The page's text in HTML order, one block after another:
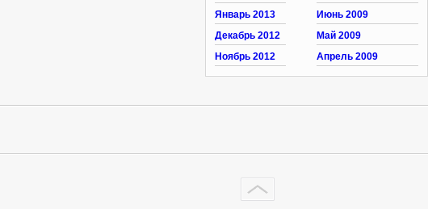
Январь 2013
Декабрь 2012
Ноябрь 2012
Июнь 2009
Май 2009
Апрель 2009